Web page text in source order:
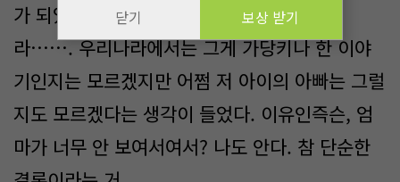
가 되었다. 육아를 전담하여 책임지는 아빠
라……. 우리나라에서는 그게 가당키나 한 이야
기인지는 모르겠지만 어쩜 저 아이의 아빠는 그럴
지도 모르겠다는 생각이 들었다. 이유인즉슨, 엄
마가 너무 안 보여서여서? 나도 안다. 참 단순한
닫기 보상 받기